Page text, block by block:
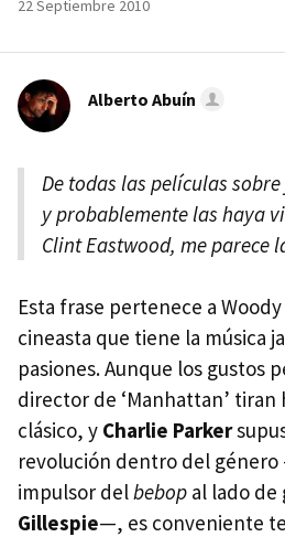
22 Septiembre 2010
Alberto Abuín
De todas las películas
y probablemente las haya
Clint Eastwood, me parece
Esta frase pertenece a
cineasta que tiene la música
pasiones. Aunque los gustos
director de ‘Manhattan’ tiran
clásico, y Charlie Parker
revolución dentro del
impulsor delbebop al lado
Gillespie—, es conveniente